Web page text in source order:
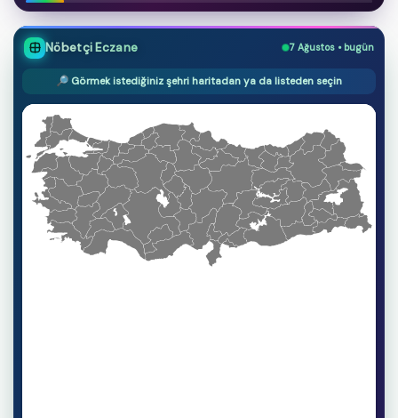
Nöbetçi Eczane 7 Ağustos • bugün
🔎 Görmek istediğiniz şehri haritadan ya da listeden seçin